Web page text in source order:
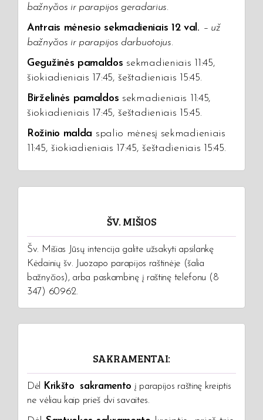
bažnyčios ir parapijos geradarius.
Antrais mėnesio sekmadieniais 12 val. – už
bažnyčios ir parapijos darbuotojus.
Gegužinės pamaldos sekmadieniais 11:45,
šiokiadieniais 17:45, šeštadieniais 15:45.
Birželinės pamaldos sekmadieniais 11:45,
šiokiadieniais 17:45, šeštadieniais 15:45.
Rožinio malda spalio mėnesį sekmadieniais
11:45, šiokiadieniais 17:45, šeštadieniais 15:45.
ŠV. MIŠIOS
Šv. Mišias Jūsų intencija galite užsakyti apsilankę
Kėdainių šv. Juozapo parapijos raštinėje (šalia
bažnyčios), arba paskambinę į raštinę telefonu (8
347) 60962.
SAKRAMENTAI:
Dėl Krikšto sakramento į parapijos raštinę kreiptis
ne vėliau kaip prieš dvi savaites.